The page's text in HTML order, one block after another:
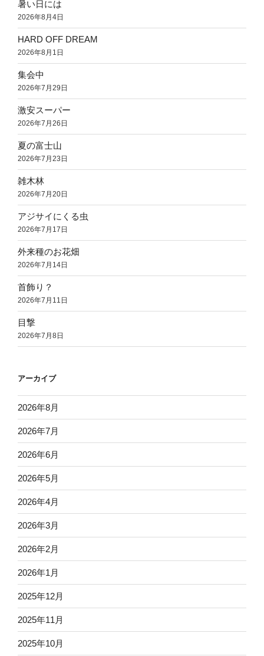
暑い日には
2026年8月4日
HARD OFF DREAM
2026年8月1日
集会中
2026年7月29日
激安スーパー
2026年7月26日
夏の富士山
2026年7月23日
雑木林
2026年7月20日
アジサイにくる虫
2026年7月17日
外来種のお花畑
2026年7月14日
首飾り？
2026年7月11日
目撃
2026年7月8日
アーカイブ
2026年8月
2026年7月
2026年6月
2026年5月
2026年4月
2026年3月
2026年2月
2026年1月
2025年12月
2025年11月
2025年10月